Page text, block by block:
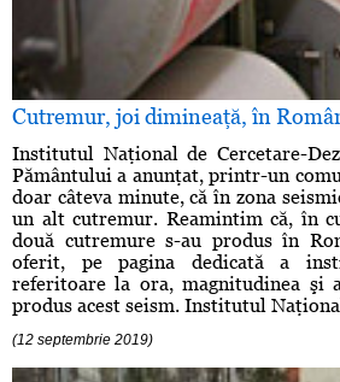
Cutremur, joi dimineaţă, în
Institutul Naţional de Cercetare-
Pământului a anunţat, printr-un
doar câteva minute, că în zona
un alt cutremur. Reamintim că, în
două cutremure s-au produs în
oferit, pe pagina dedicată a
referitoare la ora, magnitudinea şi
produs acest seism. Institutul
(12 septembrie 2019)